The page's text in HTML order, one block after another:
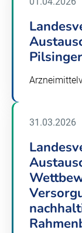
Pilsinger
31.03.2026